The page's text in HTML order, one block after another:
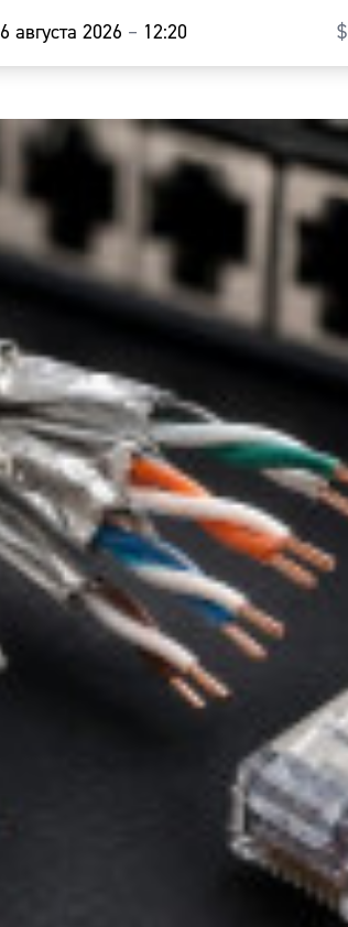
6 августа 2026 – 12:20 $
Главная
Новости
Наши гости
Фоторепортажи
Погода
Курсы валют